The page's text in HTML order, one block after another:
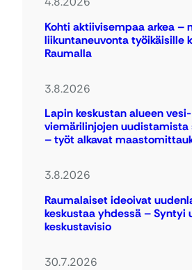
Kohti aktiivisempaa arkea –
liikuntaneuvonta työikäisille
Raumalla
3.8.2026
Lapin keskustan alueen
viemärilinjojen uudistamista
– työt alkavat
3.8.2026
Raumalaiset ideoivat
keskustaa yhdessä – Syntyi
keskustavisio
30.7.2026